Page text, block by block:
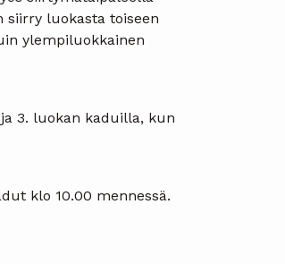
siirry luokasta toiseen
ylempiluokkainen
3. luokan kaduilla, kun
klo 10.00 mennessä.